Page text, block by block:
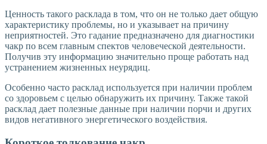
Ценность такого расклада в том, что он не только дает общую
характеристику проблемы, но и указывает на причину
неприятностей. Это гадание предназначено для диагностики
чакр по всем главным спектов человеческой деятельности.
Получив эту информацию значительно проще работать над
устранением жизненных неурядиц.
Особенно часто расклад используется при наличии проблем
со здоровьем с целью обнаружить их причину. Также такой
расклад дает полезные данные при наличии порчи и других
видов негативного энергетического воздействия.